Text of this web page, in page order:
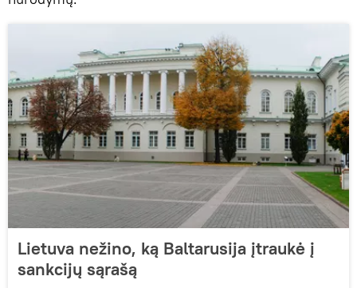
Lietuva nežino, ką Baltarusija įtraukė į
sankcijų sąrašą